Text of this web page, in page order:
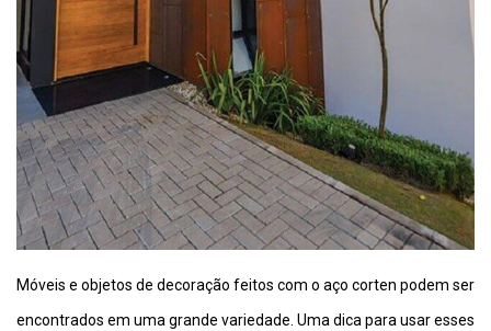
Móveis e objetos de decoração feitos com o aço corten podem ser
encontrados em uma grande variedade. Uma dica para usar esses